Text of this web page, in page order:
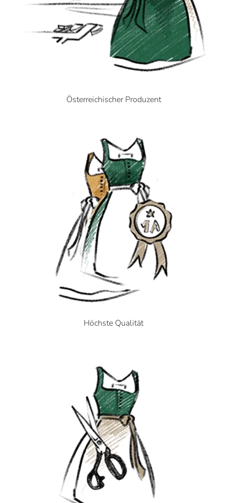
Österreichischer Produzent
Höchste Qualität